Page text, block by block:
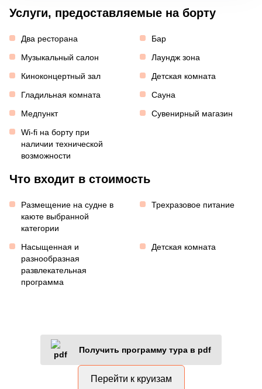
Услуги, предоставляемые на борту
Два ресторана
Бар
Музыкальный салон
Лаундж зона
Киноконцертный зал
Детская комната
Гладильная комната
Сауна
Медпункт
Сувенирный магазин
Wi-fi на борту при
наличии технической
возможности
Что входит в стоимость
Размещение на судне в
каюте выбранной
категории
Трехразовое питание
Насыщенная и
разнообразная
развлекательная
программа
Детская комната
Получить программу тура в pdf
Перейти к круизам